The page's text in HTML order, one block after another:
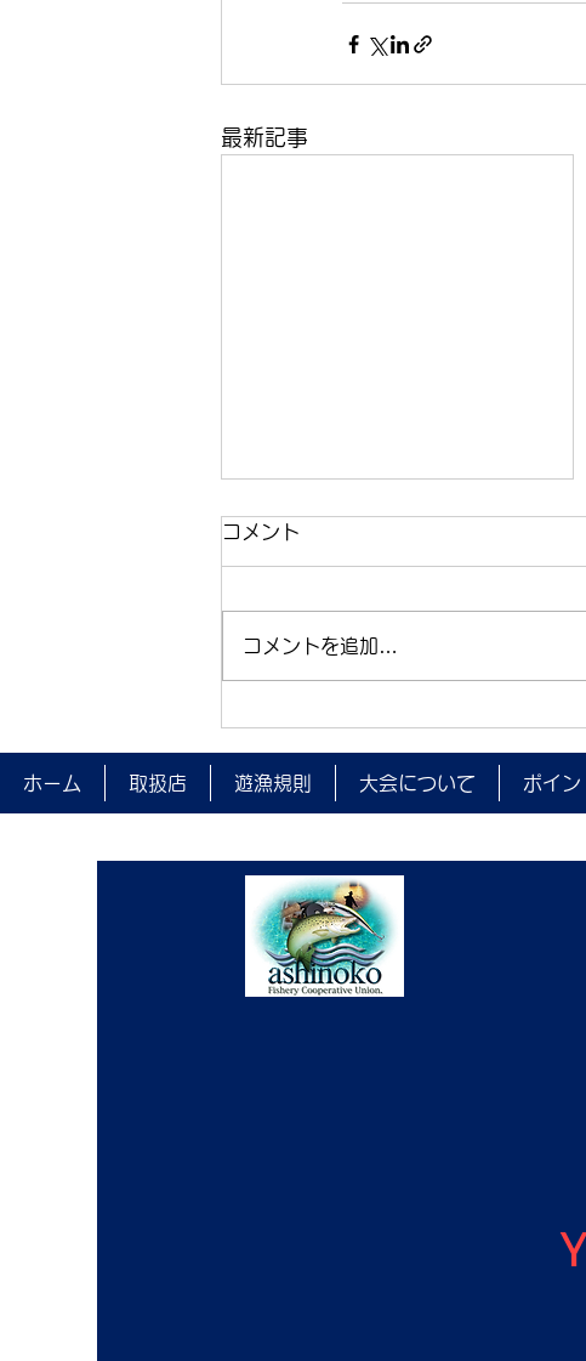
最新記事
コメント
コメントを追加…
ホーム 取扱店 遊漁規則 大会について ポイン